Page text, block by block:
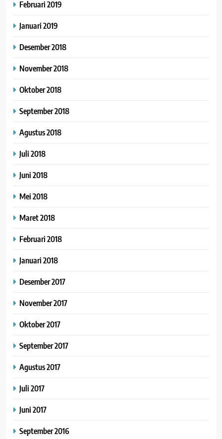
Februari 2019
Januari 2019
Desember 2018
November 2018
Oktober 2018
September 2018
Agustus 2018
Juli 2018
Juni 2018
Mei 2018
Maret 2018
Februari 2018
Januari 2018
Desember 2017
November 2017
Oktober 2017
September 2017
Agustus 2017
Juli 2017
Juni 2017
September 2016